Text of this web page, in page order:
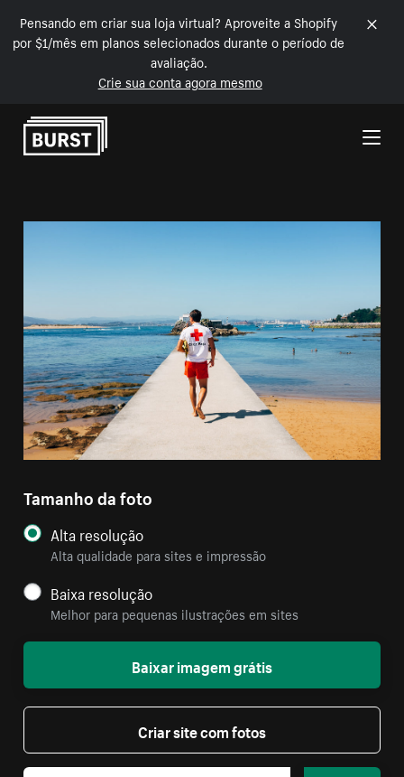
Pensando em criar sua loja virtual? Aproveite a Shopify
por $1/mês em planos selecionados durante o período de
avaliação.
Crie sua conta agora mesmo
Pular para o conteúdo
Tamanho da foto
Alta resolução
Alta qualidade para sites e impressão
Baixa resolução
Melhor para pequenas ilustrações em sites
Baixar imagem grátis
Criar site com fotos